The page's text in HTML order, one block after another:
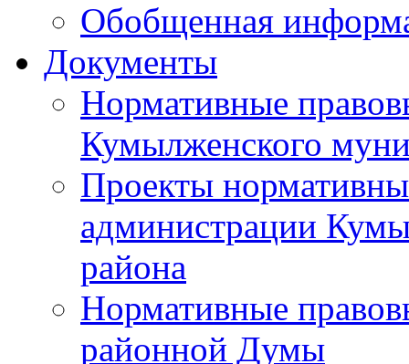
Обобщенная
Документы
Нормативные
Кумылженского
Проекты
администрации
района
Нормативные
районной Думы